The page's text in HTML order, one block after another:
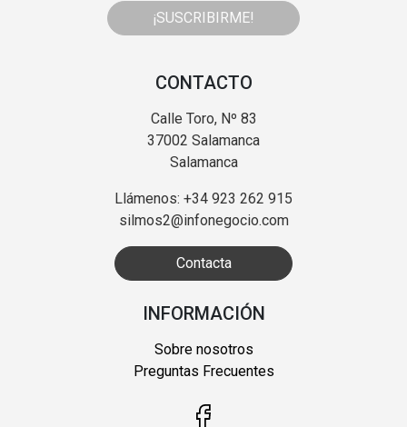
¡SUSCRIBIRME!
CONTACTO
Calle Toro, Nº 83
37002 Salamanca
Salamanca
Llámenos: +34 923 262 915
silmos2@infonegocio.com
Contacta
INFORMACIÓN
Sobre nosotros
Preguntas Frecuentes